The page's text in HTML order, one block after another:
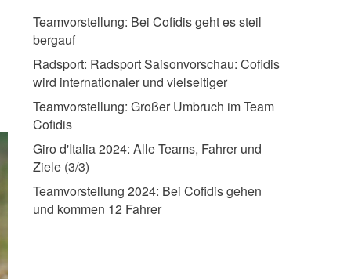
Teamvorstellung: Bei Cofidis geht es steil
bergauf
Radsport: Radsport Saisonvorschau: Cofidis
wird internationaler und vielseitiger
Teamvorstellung: Großer Umbruch im Team
Cofidis
Giro d'Italia 2024: Alle Teams, Fahrer und
Ziele (3/3)
Teamvorstellung 2024: Bei Cofidis gehen
und kommen 12 Fahrer